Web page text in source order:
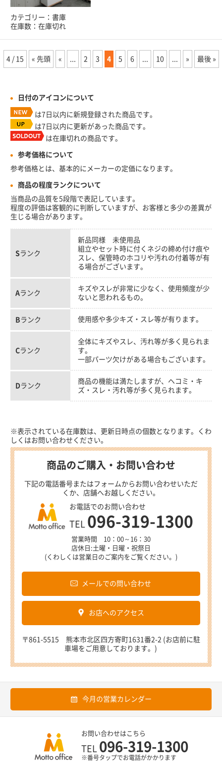
カテゴリー：書庫
在庫数：在庫切れ
4 / 15 « 先頭 « 2 3 4 5 6 10 » 最後 »
日付のアイコンについて
は7日以内に新規登録された商品です。
は7日以内に更新があった商品です。
は在庫切れの商品です。
参考価格について
参考価格とは、基本的にメーカーの定価になります。
商品の程度ランクについて
当商品の品質を5段階で表記しています。
程度の評価は客観的に判断していますが、お客様と多少の差異が
生じる場合があります。
Sランク
新品同様 未使用品
組立やセット時に付くネジの締め付け痕や
スレ、保管時のホコリや汚れの付着等が有
る場合がございます。
A ランク
キズやスレが非常に少なく、使用頻度が少
ないと思われるもの。
B ランク 使用感や多少キズ・スレ等が有ります。
Cランク
全体にキズやスレ、汚れ等が多く見られま
す。
一部パーツ欠けがある場合もございます。
Dランク
商品の機能は満たしますが、ヘコミ・キ
ズ・スレ・汚れ等が多く見られます。
※表示されている在庫数は、更新日時点の個数となります。くわ
しくはお問い合わせください。
商品のご購入・お問い合わせ
下記の電話番号またはフォームからお問い合わせいただ
くか、店舗へお越しください。
お電話でのお問い合わせ
TEL 096-319-1300
営業時間 10：00～16：30
店休日:土曜・日曜・祝祭日
(くわしくは営業日のご案内をご覧ください。)
メールでの問い合わせ
お店へのアクセス
〒861-5515 熊本市北区四方寄町1631番2-2 (お店前に駐
車場をご用意しております。)
今月の営業カレンダー
お問い合わせはこちら
TEL 096-319-1300
※番号タップでお電話がかかります